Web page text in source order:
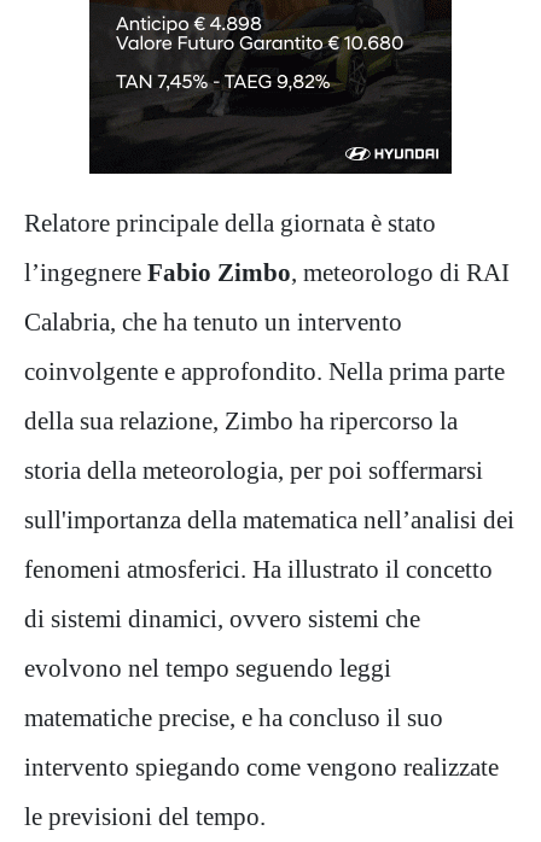
Relatore principale della giornata è stato
l’ingegnere Fabio Zimbo , meteorologo di RAI
Calabria, che ha tenuto un intervento
coinvolgente e approfondito. Nella prima parte
della sua relazione, Zimbo ha ripercorso la
storia della meteorologia, per poi soffermarsi
sull'importanza della matematica nell’analisi dei
fenomeni atmosferici. Ha illustrato il concetto
di sistemi dinamici, ovvero sistemi che
evolvono nel tempo seguendo leggi
matematiche precise, e ha concluso il suo
intervento spiegando come vengono realizzate
le previsioni del tempo.